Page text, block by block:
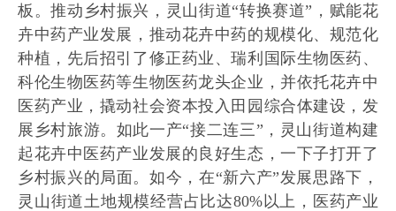
板。推动乡村振兴，灵山街道“转换赛道”，赋能花
卉中药产业发展，推动花卉中药的规模化、规范化
种植，先后招引了修正药业、瑞利国际生物医药、
科伦生物医药等生物医药龙头企业，并依托花卉中
医药产业，撬动社会资本投入田园综合体建设，发
展乡村旅游。如此一产“接二连三”，灵山街道构建
起花卉中医药产业发展的良好生态，一下子打开了
乡村振兴的局面。如今，在“新六产”发展思路下，
灵山街道土地规模经营占比达80%以上，医药产业